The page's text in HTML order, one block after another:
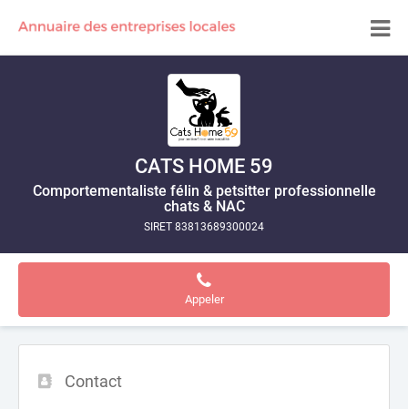
CATS HOME 59
Comportementaliste félin & petsitter professionnelle
chats & NAC
SIRET 83813689300024
Appeler
Contact